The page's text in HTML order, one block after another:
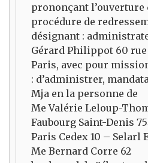
prononçant l’ouverture
procédure de
désignant :
Gérard Philippot 60
Paris, avec pour
: d’administrer,
Mja en la personne de
Me Valérie Leloup-
Faubourg Saint-Denis
Paris Cedex 10 – Selarl
Me Bernard Corre 62